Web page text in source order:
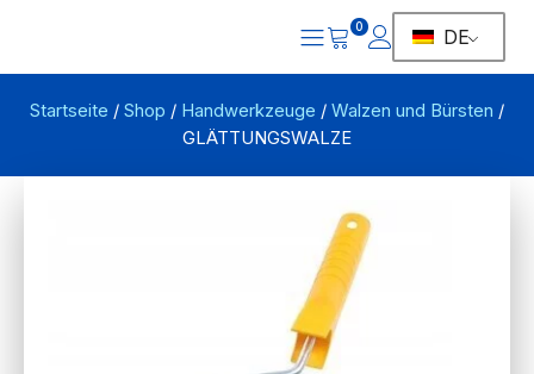
0 DE
Startseite / Shop / Handwerkzeuge / Walzen und Bürsten /
GLÄTTUNGSWALZE